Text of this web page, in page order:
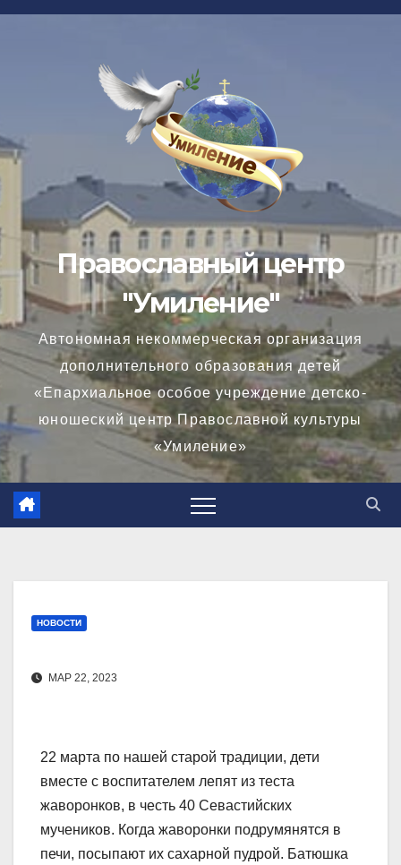
Перейти
Православный центр
"Умиление"
Автономная некоммерческая организация
дополнительного образования детей
«Епархиальное особое учреждение детско-
юношеский центр Православной культуры
«Умиление»
НОВОСТИ
МАР 22, 2023
22 марта по нашей старой традиции, дети
вместе с воспитателем лепят из теста
жаворонков, в честь 40 Севастийских
мучеников. Когда жаворонки подрумянятся в
печи, посыпают их сахарной пудрой. Батюшка